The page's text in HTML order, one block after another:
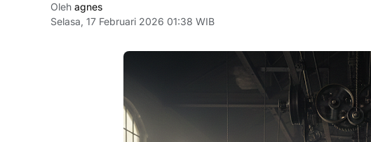
Oleh agnes
Selasa, 17 Februari 2026 01:38 WIB